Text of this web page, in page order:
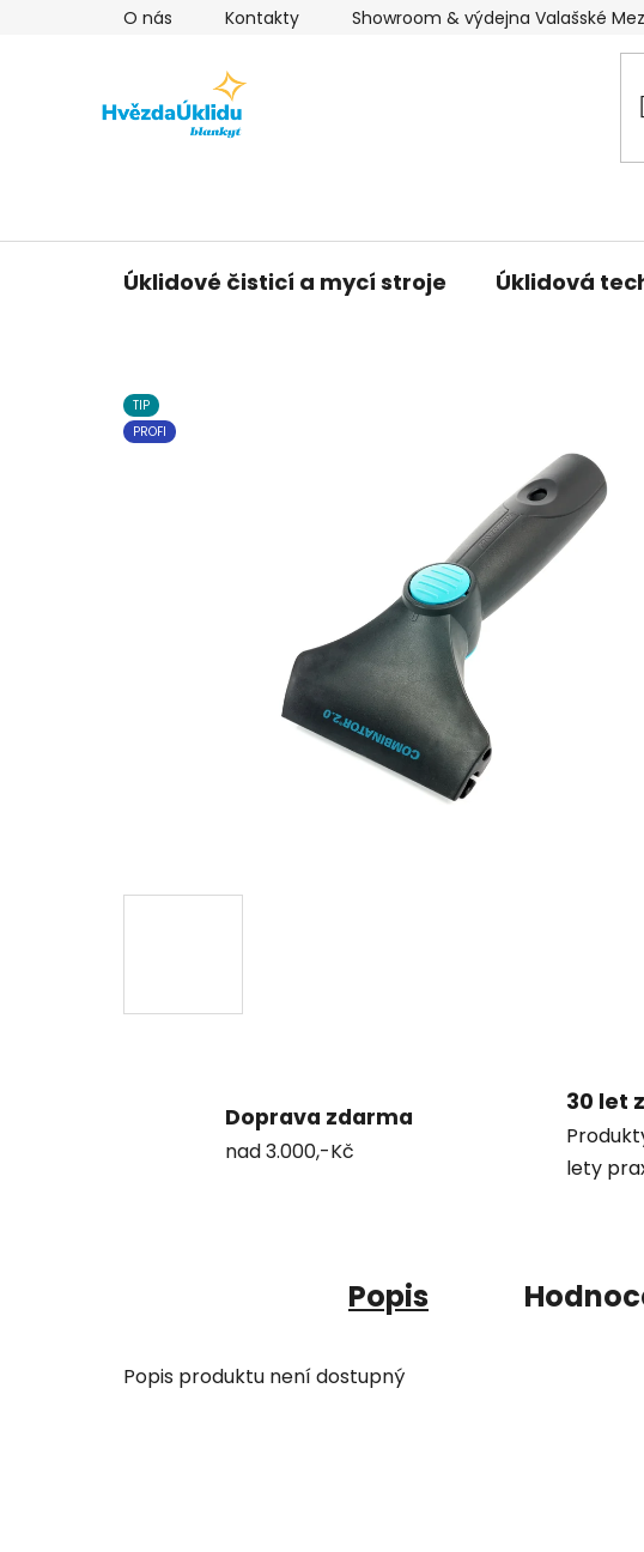
O nás Kontakty Showroom & výdejna Valašské
Úklidové čisticí a mycí stroje Úklidová
TIP
PROFI
Doprava zdarma
nad 3.000,-Kč
30 let
lety
Popis
Popis produktu není dostupný